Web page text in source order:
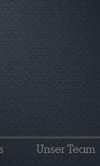
Unser Team